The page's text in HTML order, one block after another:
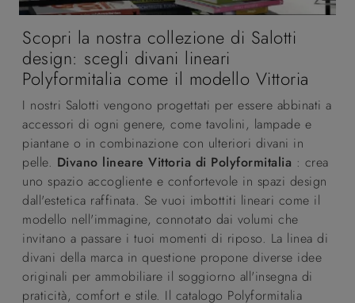
Scopri la nostra collezione di Salotti
design: scegli divani lineari
Polyformitalia come il modello Vittoria
I nostri Salotti vengono progettati per essere abbinati a
accessori di ogni genere, come tavolini, lampade e
piantane o in combinazione con ulteriori divani in
pelle. Divano lineare Vittoria di Polyformitalia : crea
uno spazio accogliente e confortevole in spazi design
dall'estetica raffinata. Se vuoi imbottiti lineari come il
modello nell'immagine, connotato dai volumi che
invitano a passare i tuoi momenti di riposo. La linea di
divani della marca in questione propone diverse idee
originali per ammobiliare il soggiorno all'insegna di
praticità, comfort e stile. Il catalogo Polyformitalia